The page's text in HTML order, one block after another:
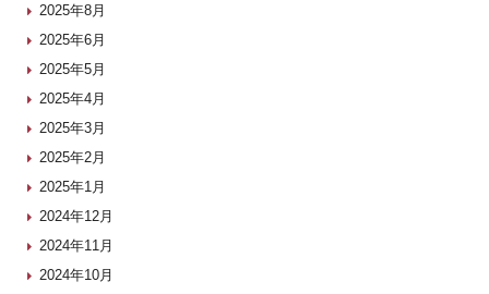
2025年8月
2025年6月
2025年5月
2025年4月
2025年3月
2025年2月
2025年1月
2024年12月
2024年11月
2024年10月